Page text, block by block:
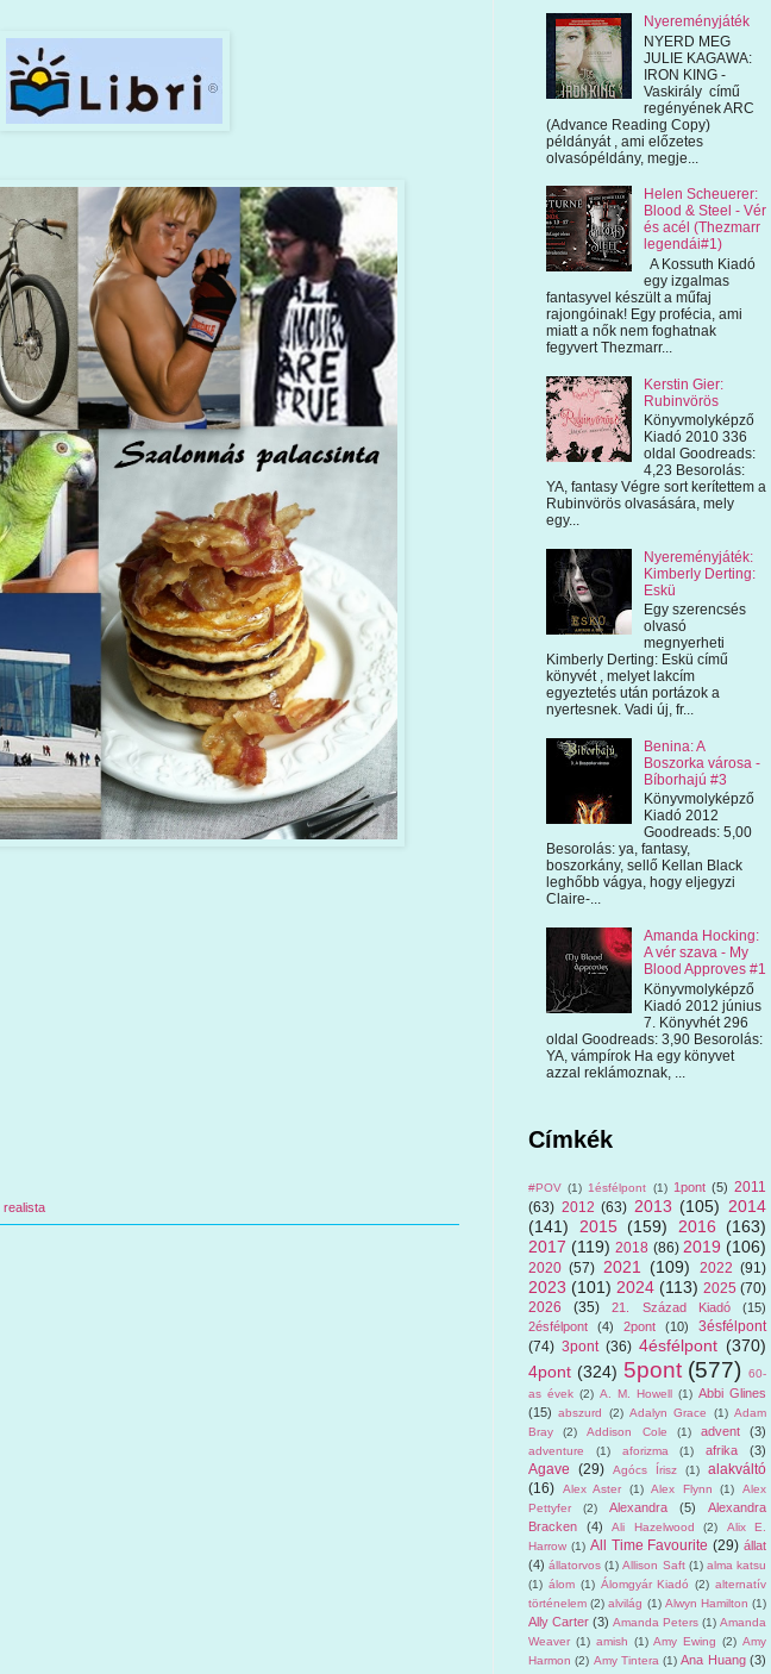
realista
Nyereményjáték
NYERD MEG
JULIE KAGAWA:
IRON KING -
Vaskirály című
regényének ARC
(Advance Reading Copy)
példányát , ami előzetes
olvasópéldány, megje...
Helen Scheuerer:
Blood & Steel - Vér
és acél (Thezmarr
legendái#1)
A Kossuth Kiadó
egy izgalmas
fantasyvel készült a műfaj
rajongóinak! Egy profécia, ami
miatt a nők nem foghatnak
fegyvert Thezmarr...
Kerstin Gier:
Rubinvörös
Könyvmolyképző
Kiadó 2010 336
oldal Goodreads:
4,23 Besorolás:
YA, fantasy Végre sort kerítettem a
Rubinvörös olvasására, mely
egy...
Nyereményjáték:
Kimberly Derting:
Eskü
Egy szerencsés
olvasó
megnyerheti
Kimberly Derting: Eskü című
könyvét , melyet lakcím
egyeztetés után portázok a
nyertesnek. Vadi új, fr...
Benina: A
Boszorka városa -
Bíborhajú #3
Könyvmolyképző
Kiadó 2012
Goodreads: 5,00
Besorolás: ya, fantasy,
boszorkány, sellő Kellan Black
leghőbb vágya, hogy eljegyzi
Claire-...
Amanda Hocking:
A vér szava - My
Blood Approves #1
Könyvmolyképző
Kiadó 2012 június
7. Könyvhét 296
oldal Goodreads: 3,90 Besorolás:
YA, vámpírok Ha egy könyvet
azzal reklámoznak, ...
Címkék
#POV (1) 1ésfélpont (1) 1pont (5) 2011
(63) 2012 (63) 2013 (105) 2014
(141)
2015 (159) 2016
(163)
2017 (119) 2018 (86) 2019 (106)
2020 (57) 2021 (109) 2022 (91)
2023 (101) 2024 (113) 2025 (70)
2026
(35) 21. Század Kiadó
(15)
2ésfélpont
(4) 2pont (10)
3ésfélpont
(74) 3pont (36) 4ésfélpont (370)
4pont (324) 5pont (577) 60-
as évek (2) A. M. Howell (1) Abbi Glines
(15) abszurd (2) Adalyn Grace (1) Adam
Bray
(2) Addison Cole (1) advent (3)
adventure (1) aforizma (1) afrika (3)
Agave (29) Agócs Írisz (1)
alakváltó
(16)
Alex Aster (1) Alex Flynn (1)
Alex
Pettyfer
(2) Alexandra (5)
Alexandra
Bracken
(4) Ali Hazelwood (2)
Alix E.
Harrow (1) All Time Favourite (29) állat
(4) állatorvos (1) Allison Saft (1) alma katsu
(1) álom (1) Álomgyár Kiadó (2) alternatív
történelem (2) alvilág (1) Alwyn Hamilton (1)
Ally Carter (3) Amanda Peters (1) Amanda
Weaver (1) amish (1) Amy Ewing (2) Amy
Harmon (2) Amy Tintera (1) Ana Huang (3)